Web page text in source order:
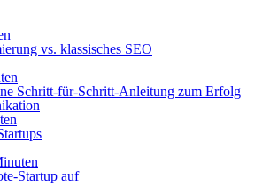
vs. klassisches SEO
Schritt-für-Schritt-Anleitung zum Erfolg
Startup auf